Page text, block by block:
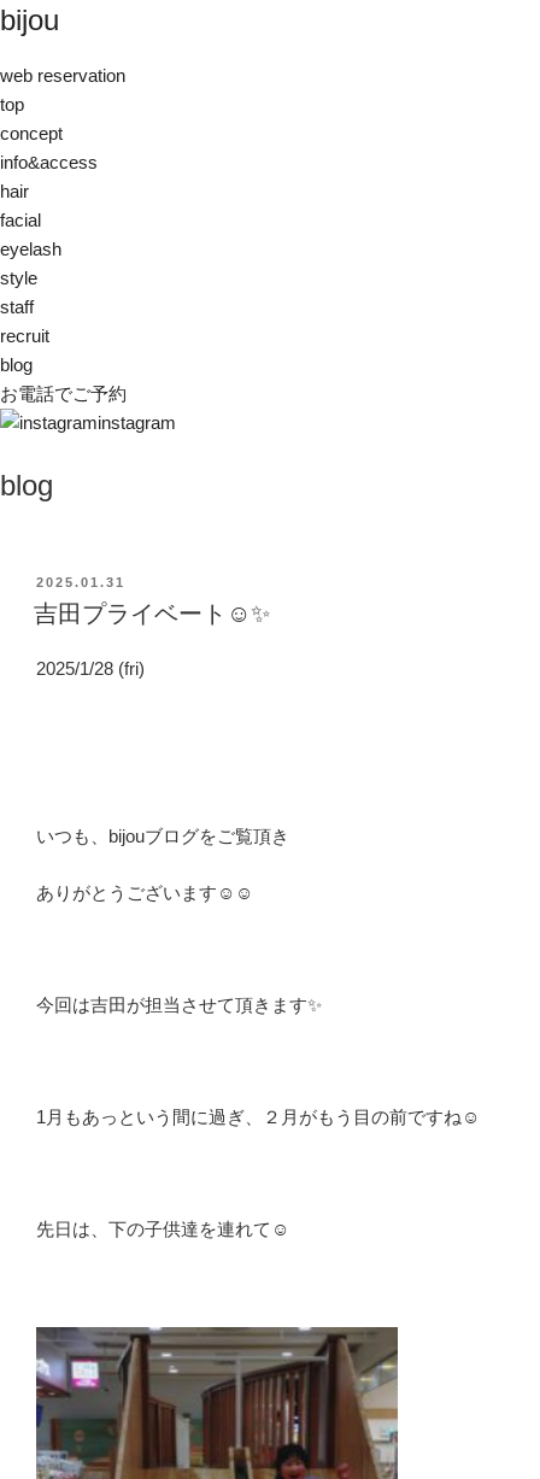
bijou
web reservation
top
concept
info&access
hair
facial
eyelash
style
staff
recruit
blog
お電話でご予約
instagram
blog
投
稿
日:
2025.01.31
吉田プライベート☺️✨
2025/1/28 (fri)
いつも、bijouブログをご覧頂き
ありがとうございます☺️☺️
今回は吉田が担当させて頂きます✨
1月もあっという間に過ぎ、２月がもう目の前ですね ☺️
先日は、下の子供達を連れて☺️